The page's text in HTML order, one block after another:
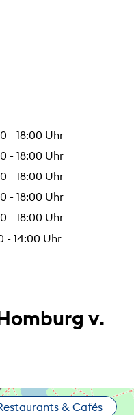
- 18:00 Uhr
- 18:00 Uhr
- 18:00 Uhr
- 18:00 Uhr
- 18:00 Uhr
- 14:00 Uhr
v.
& Cafés